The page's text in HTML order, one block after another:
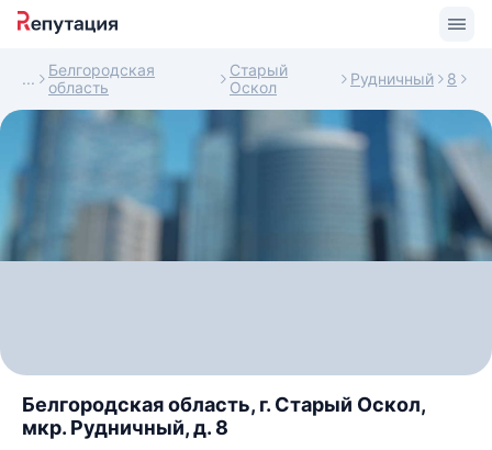
Белгородская
область
Старый
Оскол
Рудничный 8
Белгородская область, г. Старый Оскол,
мкр. Рудничный, д. 8